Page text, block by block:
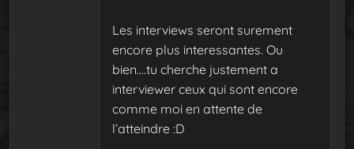
Les interviews seront surement
encore plus interessantes. Ou
bien….tu cherche justement a
interviewer ceux qui sont encore
comme moi en attente de
l’atteindre :D